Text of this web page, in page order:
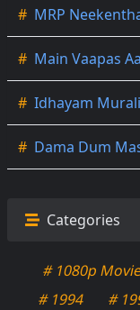
# MRP
# Main Vaapas
# Idhayam Murali
# Dama Dum
Categories
# 1080p
# 1994
#